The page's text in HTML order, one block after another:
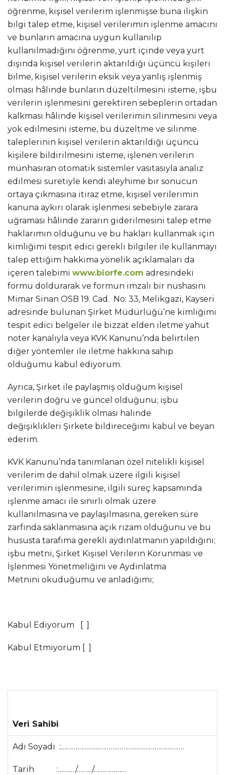
öğrenme, kişisel verilerim işlenmişse buna ilişkin
bilgi talep etme, kişisel verilerimin işlenme amacını
ve bunların amacına uygun kullanılıp
kullanılmadığını öğrenme, yurt içinde veya yurt
dışında kişisel verilerin aktarıldığı üçüncü kişileri
bilme, kişisel verilerin eksik veya yanlış işlenmiş
olması hâlinde bunların düzeltilmesini isteme, işbu
verilerin işlenmesini gerektiren sebeplerin ortadan
kalkması hâlinde kişisel verilerimin silinmesini veya
yok edilmesini isteme, bu düzeltme ve silinme
taleplerinin kişisel verilerin aktarıldığı üçüncü
kişilere bildirilmesini isteme, işlenen verilerin
münhasıran otomatik sistemler vasıtasıyla analiz
edilmesi suretiyle kendi aleyhime bir sonucun
ortaya çıkmasına itiraz etme, kişisel verilerimin
kanuna aykırı olarak işlenmesi sebebiyle zarara
uğraması hâlinde zararın giderilmesini talep etme
haklarımın olduğunu ve bu hakları kullanmak için
kimliğimi tespit edici gerekli bilgiler ile kullanmayı
talep ettiğim hakkıma yönelik açıklamaları da
içeren talebimi www.biorfe.com adresindeki
formu doldurarak ve formun imzalı bir nüshasını
Mimar Sinan OSB 19. Cad. No: 33, Melikgazi, Kayseri
adresinde bulunan Şirket Müdürlüğü’ne kimliğimi
tespit edici belgeler ile bizzat elden iletme yahut
noter kanalıyla veya KVK Kanunu’nda belirtilen
diğer yöntemler ile iletme hakkına sahip
olduğumu kabul ediyorum.
Ayrıca, Şirket ile paylaşmış olduğum kişisel
verilerin doğru ve güncel olduğunu; işbu
bilgilerde değişiklik olması halinde
değişiklikleri Şirkete bildireceğimi kabul ve beyan
ederim.
KVK Kanunu’nda tanımlanan özel nitelikli kişisel
verilerim de dahil olmak üzere ilgili kişisel
verilerimin işlenmesine, ilgili süreç kapsamında
işlenme amacı ile sınırlı olmak üzere
kullanılmasına ve paylaşılmasına, gereken süre
zarfında saklanmasına açık rızam olduğunu ve bu
hususta tarafıma gerekli aydınlatmanın yapıldığını;
işbu metni, Şirket Kişisel Verilerin Korunması ve
İşlenmesi Yönetmeliğini ve Aydınlatma
Metnini okuduğumu ve anladığımı;
Kabul Ediyorum [ ]
Kabul Etmiyorum [ ]
Veri Sahibi
Adı Soyadı :………………………………………………………….
Tarih :………/……../………………